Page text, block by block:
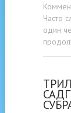
Часто
один